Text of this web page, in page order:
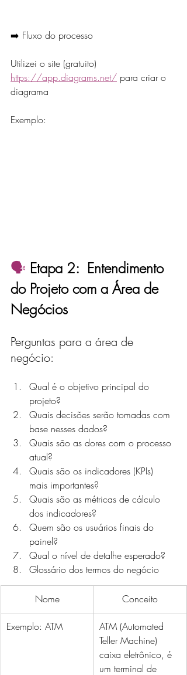
➡️ Fluxo do processo
Utilizei o site (gratuito)
https://app.diagrams.net/ para criar o
diagrama
Exemplo:
🗣️ Etapa 2:  Entendimento
do Projeto com a Área de
Negócios
Perguntas para a área de
negócio:
Qual é o objetivo principal do
projeto?
Quais decisões serão tomadas com
base nesses dados?
Quais são as dores com o processo
atual?
Quais são os indicadores (KPIs)
mais importantes?
Quais são as métricas de cálculo
dos indicadores?
Quem são os usuários finais do
painel?
Qual o nível de detalhe esperado?
Glossário dos termos do negócio
Nome Conceito
Exemplo: ATM
ATM (Automated
Teller Machine)
caixa eletrônico, é
um terminal de